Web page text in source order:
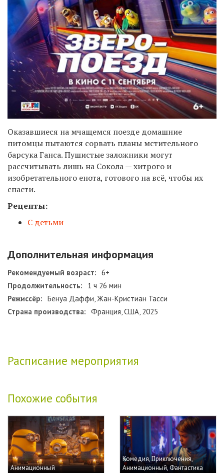
Оказавшиеся на мчащемся поезде домашние
питомцы пытаются сорвать планы мстительного
барсука Ганса. Пушистые заложники могут
рассчитывать лишь на Сокола — хитрого и
изобретательного енота, готового на всё, чтобы их
спасти.
Рецепты:
С детьми
Дополнительная информация
Рекомендуемый возраст: 6+
Продолжительность:
1 ч 26 мин
Режиссёр: Бенуа Даффи, Жан-Кристиан Тасси
Страна производства: Франция, США, 2025
Расписание мероприятия
Похожие события
Анимационный
Комедия, Приключения,
Анимационный, Фантастика